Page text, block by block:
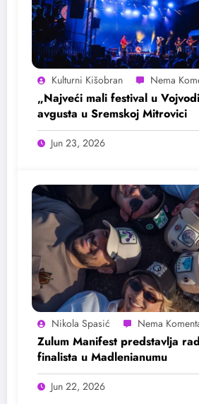
Kulturni Kišobran
„Najveći mali festival u
avgusta u Sremskoj Mitrovici
Jun 23, 2026
Nikola Spasić
Zulum Manifest predstavlja
finalista u Madlenianumu
Jun 22, 2026